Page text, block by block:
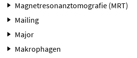
Magnetresonanztomografie (MRT)
Mailing
Major
Makrophagen